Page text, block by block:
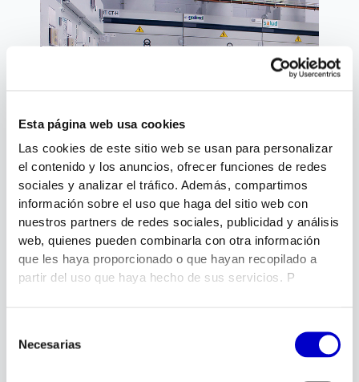
Esta página web usa cookies
Las cookies de este sitio web se usan para personalizar
el contenido y los anuncios, ofrecer funciones de redes
sociales y analizar el tráfico. Además, compartimos
información sobre el uso que haga del sitio web con
nuestros partners de redes sociales, publicidad y análisis
web, quienes pueden combinarla con otra información
que les haya proporcionado o que hayan recopilado a
partir del uso que haya hecho de sus servicios. P
Necesarias
Orden también es seguridad
Juan julio 21, 2026